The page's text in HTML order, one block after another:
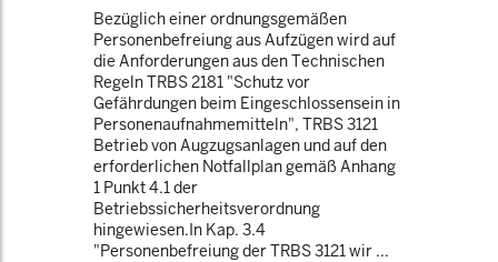
Bezüglich einer ordnungsgemäßen
Personenbefreiung aus Aufzügen wird auf
die Anforderungen aus den Technischen
Regeln TRBS 2181 "Schutz vor
Gefährdungen beim Eingeschlossensein in
Personenaufnahmemitteln", TRBS 3121
Betrieb von Augzugsanlagen und auf den
erforderlichen Notfallplan gemäß Anhang
1 Punkt 4.1 der
Betriebssicherheitsverordnung
hingewiesen.In Kap. 3.4
"Personenbefreiung der TRBS 3121 wir ...